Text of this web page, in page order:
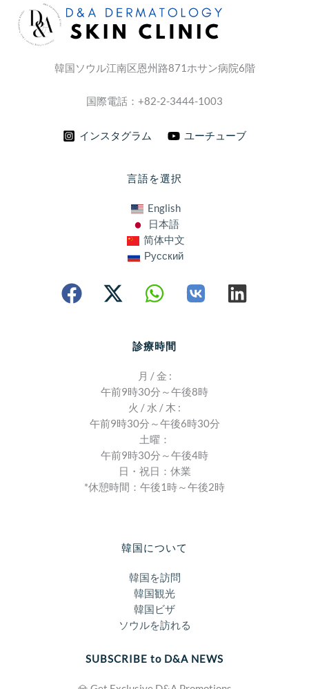
韓国ソウル江南区恩州路871ホサン病院6階
国際電話：+82-2-3444-1003
インスタグラム ユーチューブ
言語を選択
English
日本語
简体中文
Русский
診療時間
月 / 金 :
午前9時30分～午後8時
火 / 水 / 木 :
午前9時30分～午後6時30分
土曜：
午前9時30分～午後4時
日・祝日：休業
*休憩時間：午後1時～午後2時
韓国について
韓国を訪問
韓国観光
韓国ビザ
ソウルを訪れる
SUBSCRIBE to D&A NEWS